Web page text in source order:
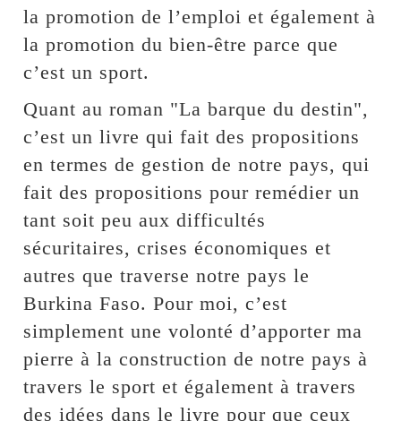
la promotion de l’emploi et également à
la promotion du bien-être parce que
c’est un sport.
Quant au roman "La barque du destin",
c’est un livre qui fait des propositions
en termes de gestion de notre pays, qui
fait des propositions pour remédier un
tant soit peu aux difficultés
sécuritaires, crises économiques et
autres que traverse notre pays le
Burkina Faso. Pour moi, c’est
simplement une volonté d’apporter ma
pierre à la construction de notre pays à
travers le sport et également à travers
des idées dans le livre pour que ceux